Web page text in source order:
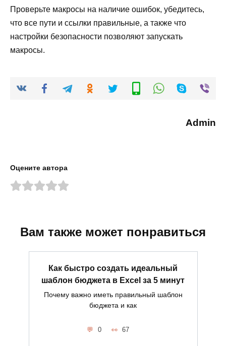
Проверьте макросы на наличие ошибок, убедитесь,
что все пути и ссылки правильные, а также что
настройки безопасности позволяют запускать
макросы.
Admin
Оцените автора
Вам также может понравиться
Как быстро создать идеальный
шаблон бюджета в Excel за 5 минут
Почему важно иметь правильный шаблон
бюджета и как
0 67